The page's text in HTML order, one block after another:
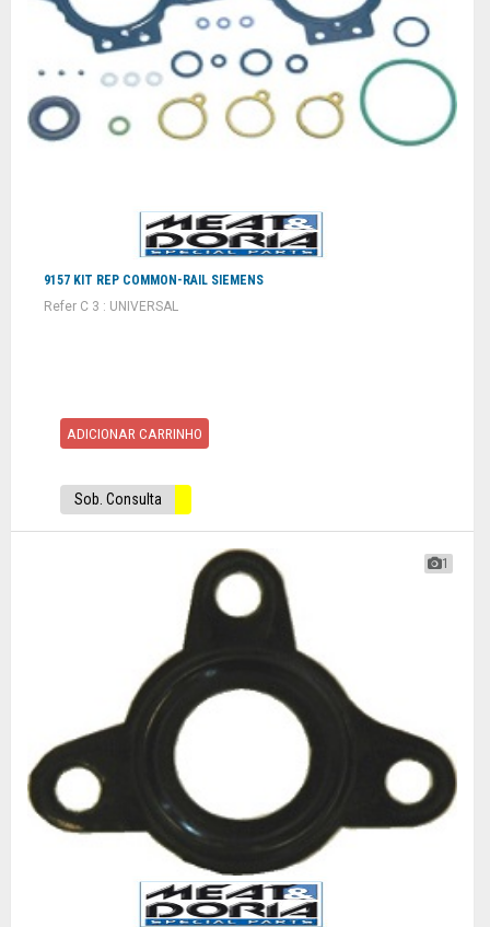
9157 KIT REP COMMON-RAIL SIEMENS
Refer C 3 : UNIVERSAL
ADICIONAR CARRINHO
Sob. Consulta
1